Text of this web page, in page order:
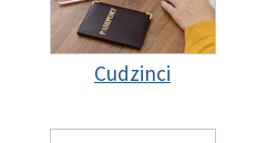
Cudzinci